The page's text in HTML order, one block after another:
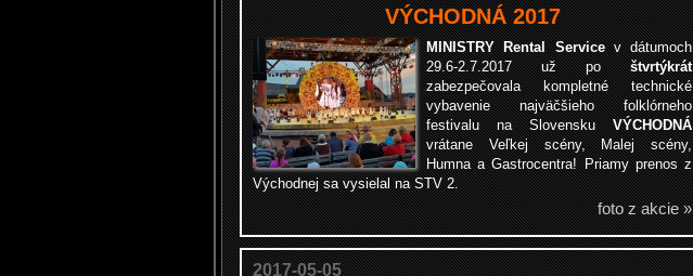
VÝCHODNÁ 2017
MINISTRY Rental Servicev dátumoch
29.6-2.7.2017 už poštvrtýkrát
zabezpečovala kompletné technické
vybavenie najväčšieho folklórneho
festivalu na SlovenskuVÝCHODNÁ
vrátane Veľkej scény, Malej scény,
Humna a Gastrocentra! Priamy prenos z
Východnej sa vysielal na STV 2.
foto z akcie »
2017-05-05